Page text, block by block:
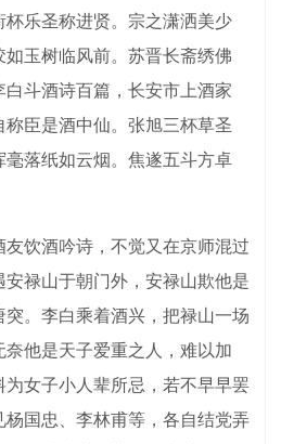
乐圣称进贤。宗之潇洒美少
玉树临风前。苏晋长斋绣佛
斗酒诗百篇，长安市上酒家
臣是酒中仙。张旭三杯草圣
落纸如云烟。焦遂五斗方卓
饮酒吟诗，不觉又在京师混过
禄山于朝门外，安禄山欺他是
。李白乘着酒兴，把禄山一场
他是天子爱重之人，难以加
女子小人辈所忌，若不早早罢
国忠、李林甫等，各自结党弄